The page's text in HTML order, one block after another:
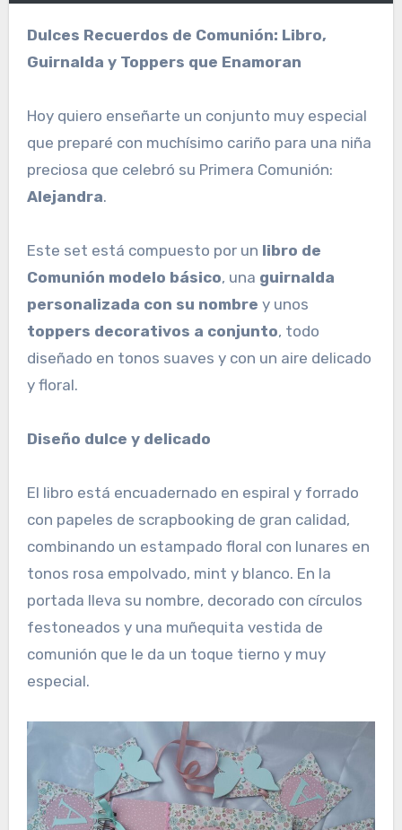
Dulces Recuerdos de Comunión: Libro,
Guirnalda y Toppers que Enamoran
Hoy quiero enseñarte un conjunto muy especial
que preparé con muchísimo cariño para una niña
preciosa que celebró su Primera Comunión:
Alejandra.
Este set está compuesto por un libro de
Comunión modelo básico, una guirnalda
personalizada con su nombre y unos
toppers decorativos a conjunto, todo
diseñado en tonos suaves y con un aire delicado
y floral.
Diseño dulce y delicado
El libro está encuadernado en espiral y forrado
con papeles de scrapbooking de gran calidad,
combinando un estampado floral con lunares en
tonos rosa empolvado, mint y blanco. En la
portada lleva su nombre, decorado con círculos
festoneados y una muñequita vestida de
comunión que le da un toque tierno y muy
especial.